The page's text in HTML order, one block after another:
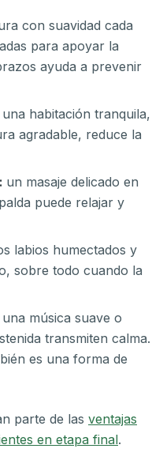
con suavidad cada
para apoyar la
ayuda a prevenir
una habitación tranquila,
agradable, reduce la
un masaje delicado en
puede relajar y
labios humectados y
sobre todo cuando la
música suave o
transmiten calma.
es una forma de
parte de las ventajas
en etapa final.